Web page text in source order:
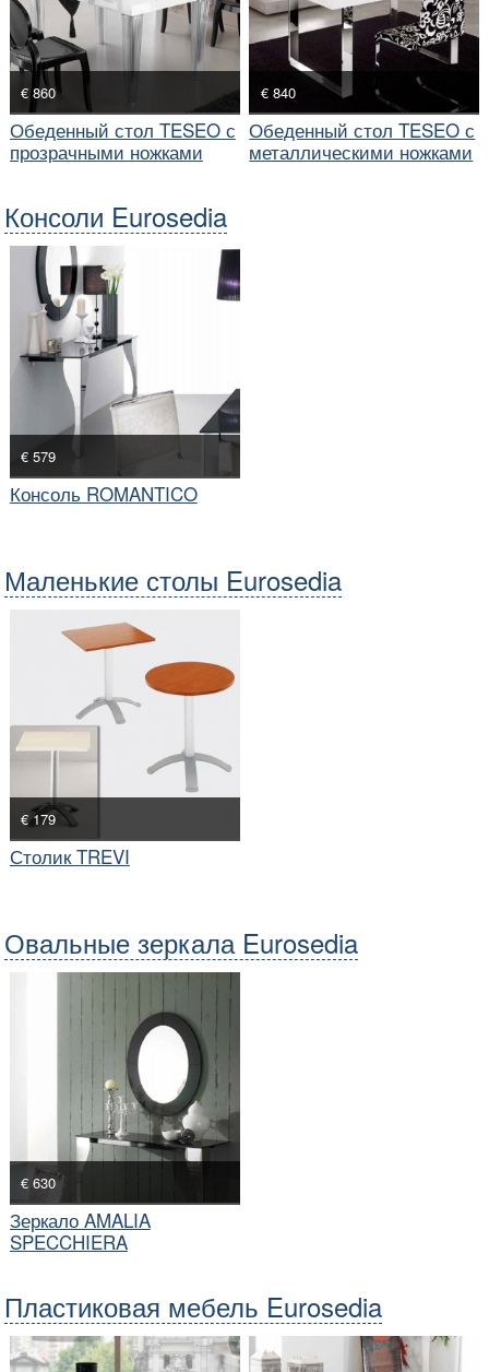
€ 860
Обеденный стол TESEO с
прозрачными ножками
€ 840
Обеденный стол TESEO с
металлическими ножками
Консоли Eurosedia
€ 579
Консоль ROMANTICO
Маленькие столы Eurosedia
€ 179
Столик TREVI
Овальные зеркала Eurosedia
€ 630
Зеркало AMALIA
SPECCHIERA
Пластиковая мебель Eurosedia